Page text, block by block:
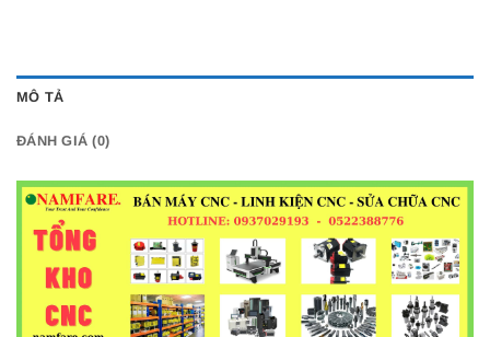
MÔ TẢ
ĐÁNH GIÁ (0)